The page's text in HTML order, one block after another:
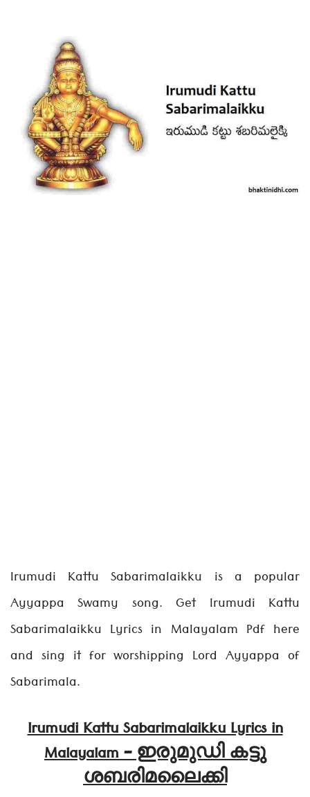
Irumudi Kattu Sabarimalaikku is a popular
Ayyappa Swamy song. Get Irumudi Kattu
Sabarimalaikku Lyrics in Malayalam Pdf here
and sing it for worshipping Lord Ayyappa of
Sabarimala.
Irumudi Kattu Sabarimalaikku Lyrics in
Malayalam – ഇരുമുഡി കട്ടു
ശബരിമലൈക്കി